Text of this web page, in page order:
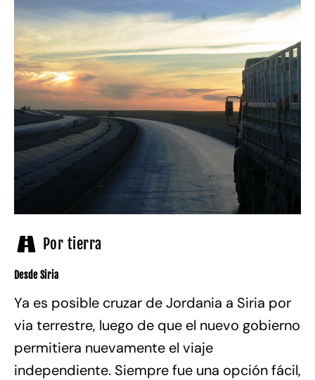
Por tierra
Desde Siria
Ya es posible cruzar de Jordania a Siria por
via terrestre, luego de que el nuevo gobierno
permitiera nuevamente el viaje
independiente. Siempre fue una opción fácil,